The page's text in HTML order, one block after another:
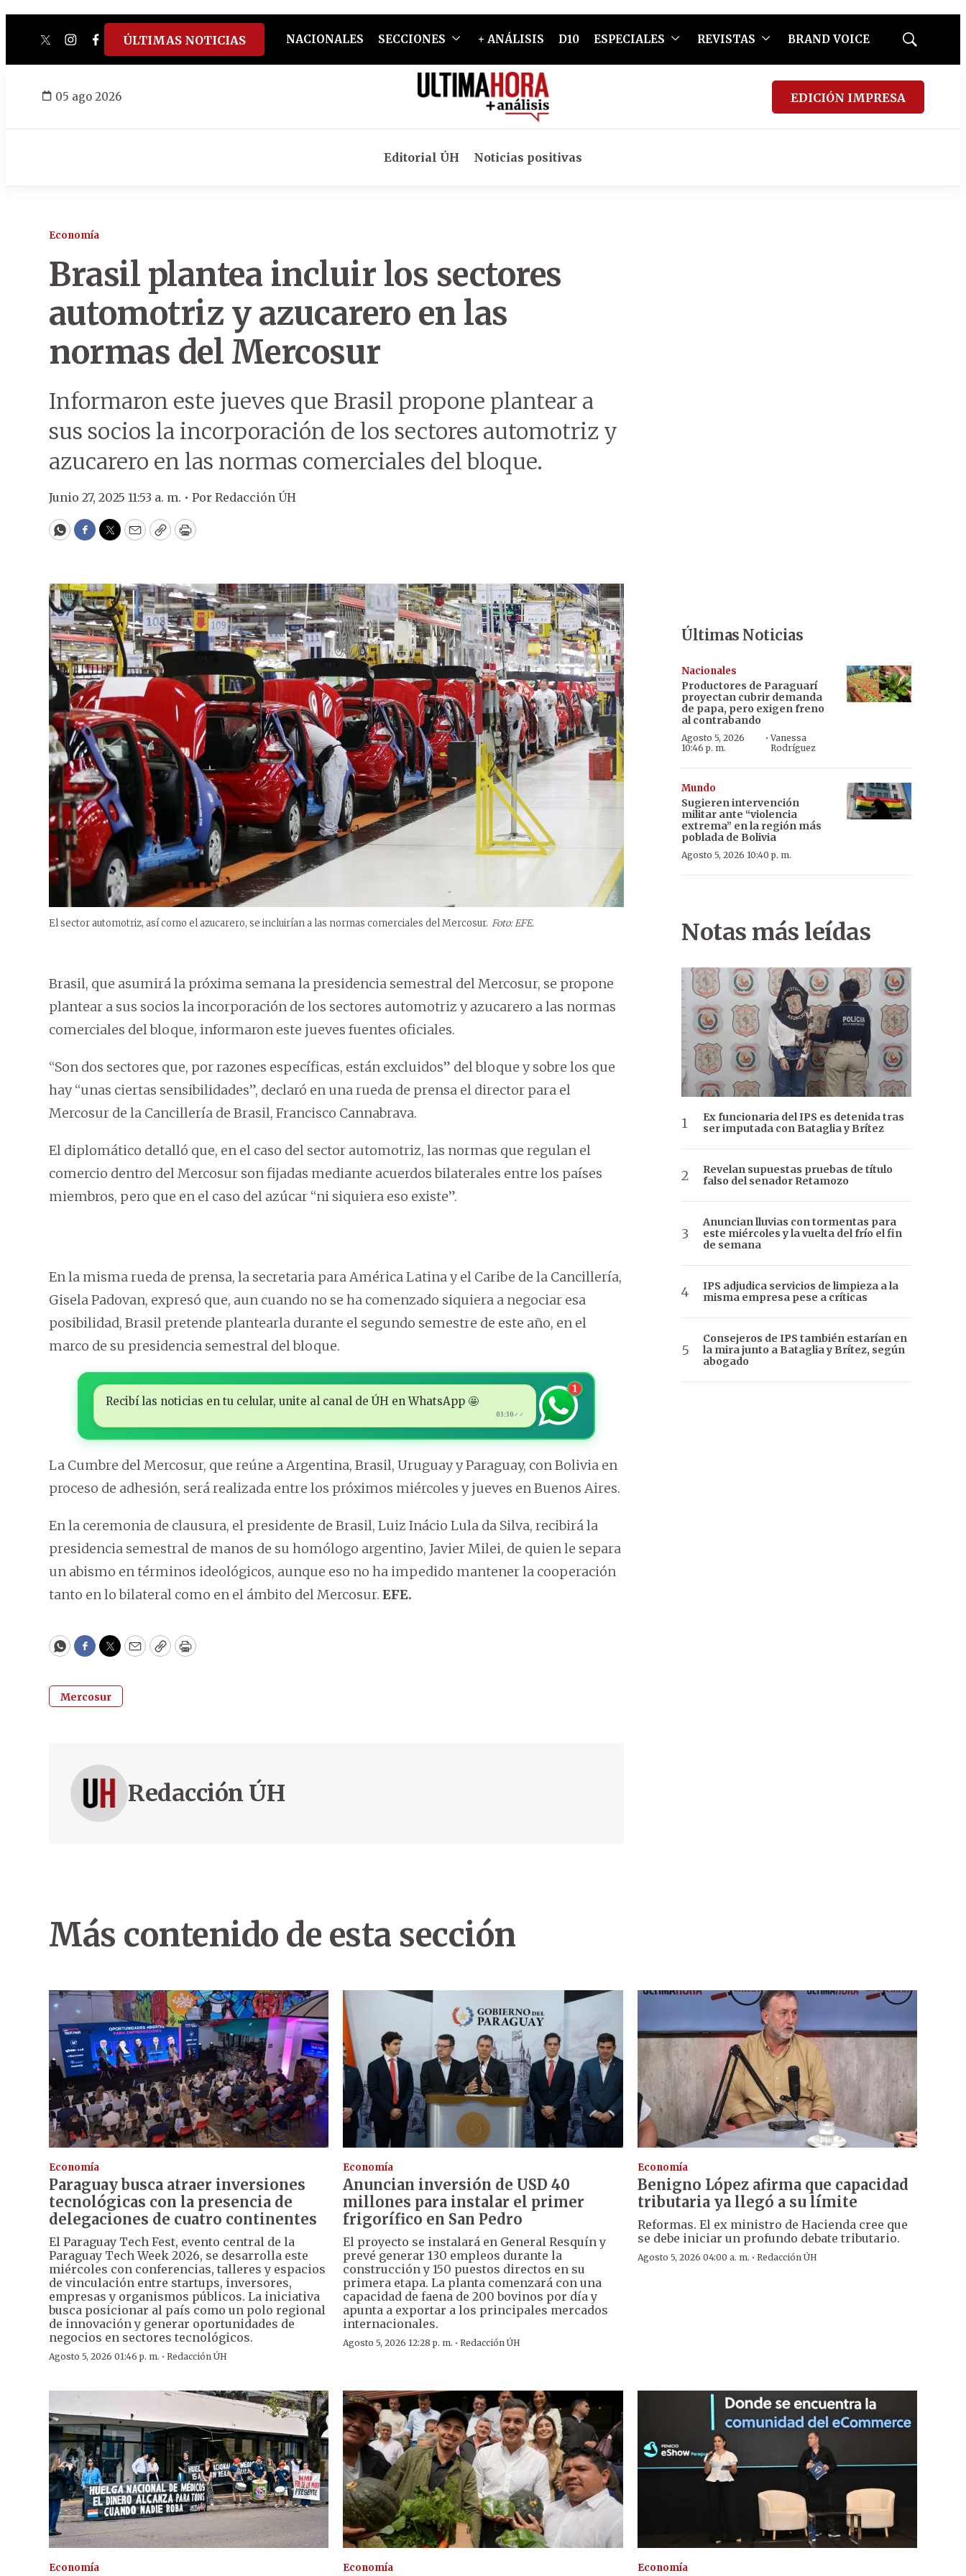
twitterinstagram
facebook
tiktokyoutube
spotify
ÚLTIMAS NOTICIAS NACIONALES SECCIONES + ANÁLISIS D10 ESPECIALES REVISTAS BRAND VOICE
Mostrar
05 ago 2026 EDICIÓN IMPRESA
Editorial ÚH Noticias positivas
Economía
Brasil plantea incluir los sectores
automotriz y azucarero en las
normas del Mercosur
Informaron este jueves que Brasil propone plantear a
sus socios la incorporación de los sectores automotriz y
azucarero en las normas comerciales del bloque.
Junio 27, 2025 11:53 a. m. • Por Redacción ÚH
WhatsApp
Facebook
Twitter
EmailCopyPrint
El sector automotriz, así como el azucarero, se incluirían a las normas comerciales del Mercosur. Foto: EFE.
Brasil, que asumirá la próxima semana la presidencia semestral del Mercosur, se propone
plantear a sus socios la incorporación de los sectores automotriz y azucarero a las normas
comerciales del bloque, informaron este jueves fuentes oficiales.
“Son dos sectores que, por razones específicas, están excluidos” del bloque y sobre los que
hay “unas ciertas sensibilidades”, declaró en una rueda de prensa el director para el
Mercosur de la Cancillería de Brasil, Francisco Cannabrava.
El diplomático detalló que, en el caso del sector automotriz, las normas que regulan el
comercio dentro del Mercosur son fijadas mediante acuerdos bilaterales entre los países
miembros, pero que en el caso del azúcar “ni siquiera eso existe”.
En la misma rueda de prensa, la secretaria para América Latina y el Caribe de la Cancillería,
Gisela Padovan, expresó que, aun cuando no se ha comenzado siquiera a negociar esa
posibilidad, Brasil pretende plantearla durante el segundo semestre de este año, en el
marco de su presidencia semestral del bloque.
Recibí las noticias en tu celular, unite al canal de ÚH en WhatsApp 🤩
03:30 ✓✓
1
La Cumbre del Mercosur, que reúne a Argentina, Brasil, Uruguay y Paraguay, con Bolivia en
proceso de adhesión, será realizada entre los próximos miércoles y jueves en Buenos Aires.
En la ceremonia de clausura, el presidente de Brasil, Luiz Inácio Lula da Silva, recibirá la
presidencia semestral de manos de su homólogo argentino, Javier Milei, de quien le separa
un abismo en términos ideológicos, aunque eso no ha impedido mantener la cooperación
tanto en lo bilateral como en el ámbito del Mercosur. EFE.
WhatsApp
Facebook
Twitter
EmailCopyPrint
Mercosur
Redacción ÚH
Últimas Noticias
Nacionales
Productores de Paraguarí
proyectan cubrir demanda
de papa, pero exigen freno
al contrabando
Agosto 5, 2026
10:46 p. m.
·Vanessa
Rodríguez
Mundo
Sugieren intervención
militar ante “violencia
extrema” en la región más
poblada de Bolivia
Agosto 5, 2026 10:40 p. m.
Notas más leídas
Ex funcionaria del IPS es detenida tras
ser imputada con Bataglia y Brítez
Revelan supuestas pruebas de título
falso del senador Retamozo
Anuncian lluvias con tormentas para
este miércoles y la vuelta del frío el fin
de semana
IPS adjudica servicios de limpieza a la
misma empresa pese a críticas
Consejeros de IPS también estarían en
la mira junto a Bataglia y Brítez, según
abogado
Más contenido de esta sección
Economía
Paraguay busca atraer inversiones
tecnológicas con la presencia de
delegaciones de cuatro continentes
El Paraguay Tech Fest, evento central de la
Paraguay Tech Week 2026, se desarrolla este
miércoles con conferencias, talleres y espacios
de vinculación entre startups, inversores,
empresas y organismos públicos. La iniciativa
busca posicionar al país como un polo regional
de innovación y generar oportunidades de
negocios en sectores tecnológicos.
Agosto 5, 2026 01:46 p. m. · Redacción ÚH
Economía
Anuncian inversión de USD 40
millones para instalar el primer
frigorífico en San Pedro
El proyecto se instalará en General Resquín y
prevé generar 130 empleos durante la
construcción y 150 puestos directos en su
primera etapa. La planta comenzará con una
capacidad de faena de 200 bovinos por día y
apunta a exportar a los principales mercados
internacionales.
Agosto 5, 2026 12:28 p. m. ·Redacción ÚH
Economía
Benigno López afirma que capacidad
tributaria ya llegó a su límite
Reformas. El ex ministro de Hacienda cree que
se debe iniciar un profundo debate tributario.
Agosto 5, 2026 04:00 a. m. · Redacción ÚH
Economía Economía Economía